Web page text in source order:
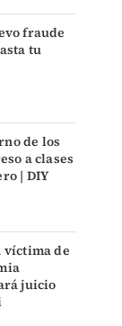
fraude
tu
de los
a clases
| DIY
víctima de
juicio